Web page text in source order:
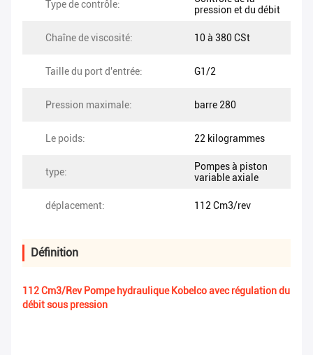
Type de contrôle:
pression et du débit
Chaîne de viscosité: 10 à 380 CSt
Taille du port d'entrée: G1/2
Pression maximale: barre 280
Le poids: 22 kilogrammes
type:
Pompes à piston
variable axiale
déplacement: 112 Cm3/rev
Définition
112 Cm3/Rev Pompe hydraulique Kobelco avec régulation du
débit sous pression